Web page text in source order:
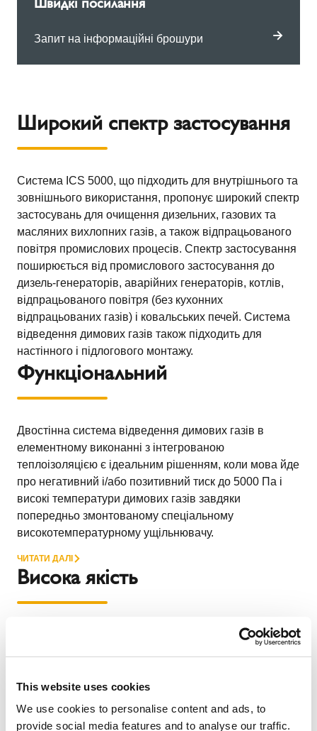
This website uses cookies
We use cookies to personalise content and ads, to
provide social media features and to analyse our traffic.
Запит на інформаційні брошури
Широкий спектр застосування
Система ICS 5000, що підходить для внутрішнього та
зовнішнього використання, пропонує широкий спектр
застосувань для очищення дизельних, газових та
масляних вихлопних газів, а також відпрацьованого
повітря промислових процесів. Спектр застосування
поширюється від промислового застосування до
дизель-генераторів, аварійних генераторів, котлів,
відпрацьованого повітря (без кухонних
відпрацьованих газів) і ковальських печей. Система
відведення димових газів також підходить для
настінного і підлогового монтажу.
Функціональний
Двостінна система відведення димових газів в
елементному виконанні з інтегрованою
теплоізоляцією є ідеальним рішенням, коли мова йде
про негативний і/або позитивний тиск до 5000 Па і
високі температури димових газів завдяки
попередньо змонтованому спеціальному
високотемпературному ущільнювачу.
ЧИТАТИ ДАЛІ
Висока якість
ICS 5000 стандартно поставляється з високоякісних
нержавіючої сталі 304. Високотемпературна ізоляція
з мінеральної вати забезпечує ефективну ізоляцію.
Як внутрішня труба, так і зовнішній корпус зварені